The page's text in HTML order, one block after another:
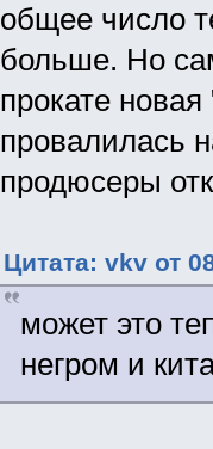
общее число
больше. Но
прокате
провалилась
продюсеры
Цитата: vkv от
может это
негром и